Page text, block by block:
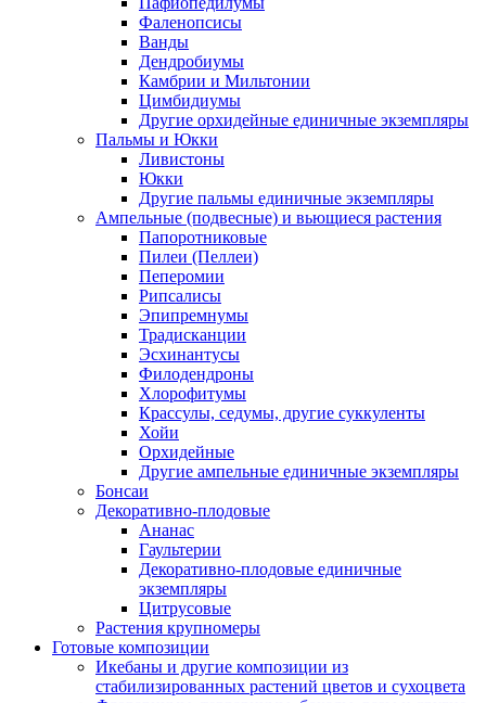
Фаленопсисы
Ванды
Дендробиумы
Камбрии и Мильтонии
Цимбидиумы
Другие орхидейные единичные экземпляры
Пальмы и Юкки
Ливистоны
Юкки
Другие пальмы единичные экземпляры
Ампельные (подвесные) и вьющиеся растения
Папоротниковые
Пилеи (Пеллеи)
Пеперомии
Рипсалисы
Эпипремнумы
Традисканции
Эсхинантусы
Филодендроны
Хлорофитумы
Крассулы, седумы, другие суккуленты
Хойи
Орхидейные
Другие ампельные единичные экземпляры
Бонсаи
Декоративно-плодовые
Ананас
Гаультерии
Декоративно-плодовые единичные
экземпляры
Цитрусовые
Растения крупномеры
Готовые композиции
Икебаны и другие композиции из
стабилизированных растений цветов и сухоцвета